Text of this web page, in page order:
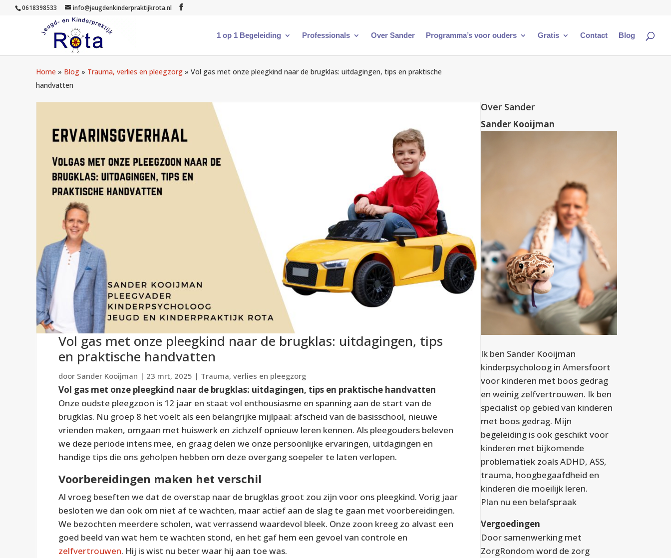
0618398533 info@jeugdenkinderpraktijkrota.nl
1 op 1 Begeleiding Professionals Over Sander Programma’s voor ouders Gratis Contact Blog
Home » Blog » Trauma, verlies en pleegzorg » Vol gas met onze pleegkind naar de brugklas: uitdagingen, tips en praktische
handvatten
Vol gas met onze pleegkind naar de brugklas: uitdagingen, tips
en praktische handvatten
door Sander Kooijman | 23 mrt, 2025 | Trauma, verlies en pleegzorg
Vol gas met onze pleegkind naar de brugklas: uitdagingen, tips en praktische handvatten
Onze oudste pleegzoon is 12 jaar en staat vol enthousiasme en spanning aan de start van de
brugklas. Nu groep 8 het voelt als een belangrijke mijlpaal: afscheid van de basisschool, nieuwe
vrienden maken, omgaan met huiswerk en zichzelf opnieuw leren kennen. Als pleegouders beleven
we deze periode intens mee, en graag delen we onze persoonlijke ervaringen, uitdagingen en
handige tips die ons geholpen hebben om deze overgang soepeler te laten verlopen.
Voorbereidingen maken het verschil
Al vroeg beseften we dat de overstap naar de brugklas groot zou zijn voor ons pleegkind. Vorig jaar
besloten we dan ook om niet af te wachten, maar actief aan de slag te gaan met voorbereidingen.
We bezochten meerdere scholen, wat verrassend waardevol bleek. Onze zoon kreeg zo alvast een
goed beeld van wat hem te wachten stond, en het gaf hem een gevoel van controle en
zelfvertrouwen. Hij is wist nu beter waar hij aan toe was.
Over Sander
Sander Kooijman
Ik ben Sander Kooijman
kinderpsycholoog in Amersfoort
voor kinderen met boos gedrag
en weinig zelfvertrouwen. Ik ben
specialist op gebied van kinderen
met boos gedrag. Mijn
begeleiding is ook geschikt voor
kinderen met bijkomende
problematiek zoals ADHD, ASS,
trauma, hoogbegaafdheid en
kinderen die moeilijk leren.
Plan nu een belafspraak
Vergoedingen
Door samenwerking met
ZorgRondom word de zorg